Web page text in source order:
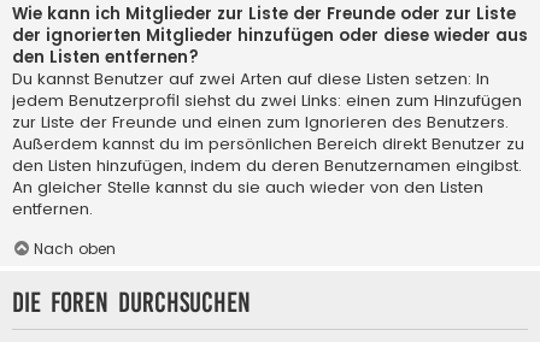
Wie kann ich Mitglieder zur Liste der Freunde oder zur Liste
der ignorierten Mitglieder hinzufügen oder diese wieder aus
den Listen entfernen?
Du kannst Benutzer auf zwei Arten auf diese Listen setzen: In
jedem Benutzerprofil siehst du zwei Links: einen zum Hinzufügen
zur Liste der Freunde und einen zum Ignorieren des Benutzers.
Außerdem kannst du im persönlichen Bereich direkt Benutzer zu
den Listen hinzufügen, indem du deren Benutzernamen eingibst.
An gleicher Stelle kannst du sie auch wieder von den Listen
entfernen.
Nach oben
Die Foren durchsuchen